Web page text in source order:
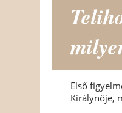
Első
Királynője,